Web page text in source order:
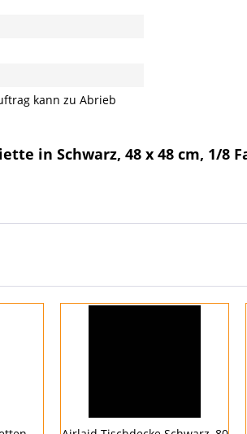
kann zu Abrieb
in Schwarz, 48 x 48 cm, 1/8